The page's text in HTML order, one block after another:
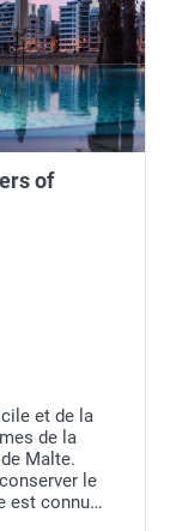
of
et de la
de la
Malte.
le
est connue